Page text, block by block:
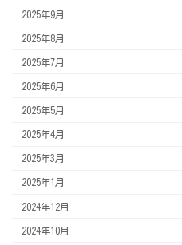
2025年9月
2025年8月
2025年7月
2025年6月
2025年5月
2025年4月
2025年3月
2025年1月
2024年12月
2024年10月